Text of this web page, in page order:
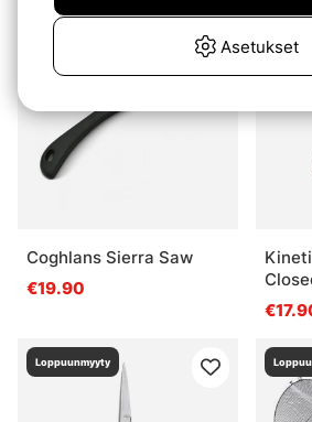
Coghlans Sierra Saw
€19.90
Loppuunmyyty
Asetukset